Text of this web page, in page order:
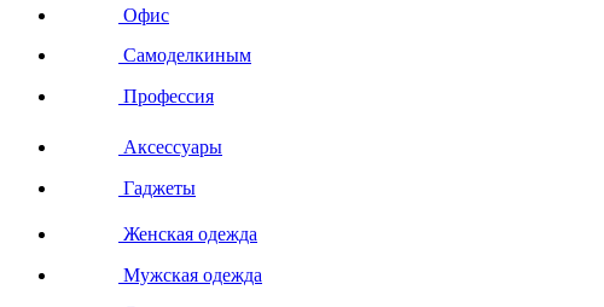
Офис
Самоделкиным
Профессия
Аксессуары
Гаджеты
Женская одежда
Мужская одежда